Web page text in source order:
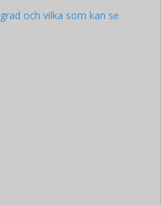
och vilka som kan se